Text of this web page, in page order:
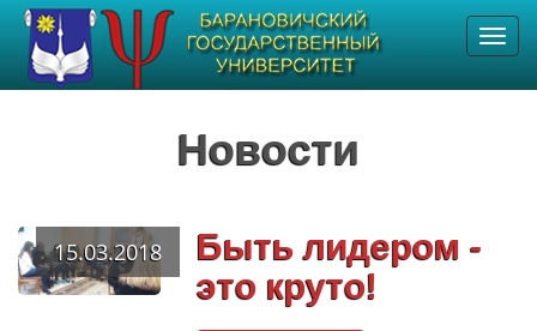
Новости
15.03.2018
Быть лидером -
это круто!